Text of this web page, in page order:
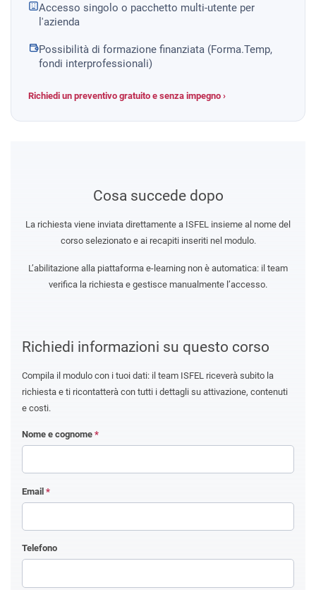
Accesso singolo o pacchetto multi-utente per
l'azienda
Possibilità di formazione finanziata (Forma.Temp,
fondi interprofessionali)
Richiedi un preventivo gratuito e senza impegno ›
Richiedi informazioni su questo corso
Compila il modulo con i tuoi dati: il team ISFEL riceverà subito la
richiesta e ti ricontatterà con tutti i dettagli su attivazione, contenuti
e costi.
Nome e cognome *
Email *
Telefono
Cosa succede dopo
La richiesta viene inviata direttamente a ISFEL insieme al nome del
corso selezionato e ai recapiti inseriti nel modulo.
L’abilitazione alla piattaforma e-learning non è automatica: il team
verifica la richiesta e gestisce manualmente l’accesso.